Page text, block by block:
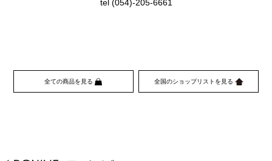
tel (054)-205-6661
全ての商品を見る 全国のショップリストを見る